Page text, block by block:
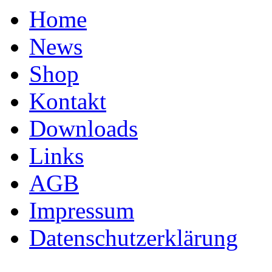
Home
News
Shop
Kontakt
Downloads
Links
AGB
Impressum
Datenschutzerklärung